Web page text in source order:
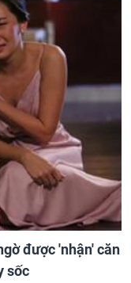
được 'nhận' căn
sốc